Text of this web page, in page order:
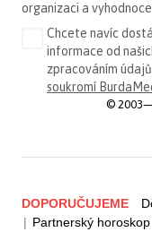
organizaci a
Chcete navíc
informace od
zpracováním
soukromí
©
DOPORUČUJEME
| Partnerský horoskop